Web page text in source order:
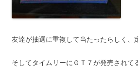
友達が抽選に重複して当たったらしく、
そしてタイムリーにＧＴ７が発売されて